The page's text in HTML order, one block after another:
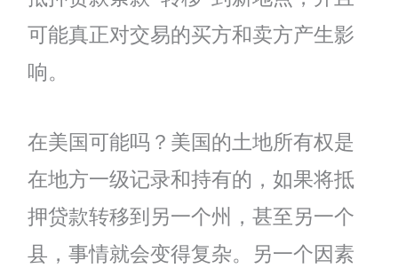
可能真正对交易的买方和卖方产生影
响。
在美国可能吗？美国的土地所有权是
在地方一级记录和持有的，如果将抵
押贷款转移到另一个州，甚至另一个
县，事情就会变得复杂。另一个因素